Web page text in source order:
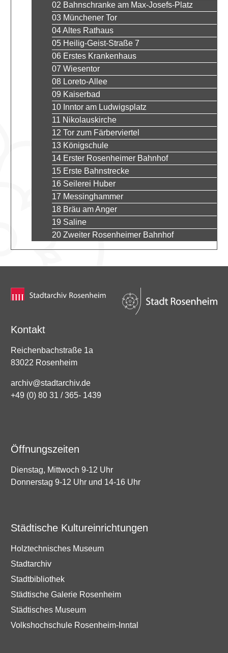
02 Bahnschranke am Max-Josefs-Platz
03 Münchener Tor
04 Altes Rathaus
05 Heilig-Geist-Straße 7
06 Erstes Krankenhaus
07 Wiesentor
08 Loreto-Allee
09 Kaiserbad
10 Inntor am Ludwigsplatz
11 Nikolauskirche
12 Tor zum Färberviertel
13 Königschule
14 Erster Rosenheimer Bahnhof
15 Erste Bahnstrecke
16 Seilerei Huber
17 Messinghammer
18 Bräu am Anger
19 Saline
20 Zweiter Rosenheimer Bahnhof
Kontakt
Reichenbachstraße 1a
83022 Rosenheim
archiv@stadtarchiv.de
+49 (0) 80 31 / 365- 1439
Öffnungszeiten
Dienstag, Mittwoch 9-12 Uhr
Donnerstag 9-12 Uhr und 14-16 Uhr
Städtische Kultureinrichtungen
Holztechnisches Museum
Stadtarchiv
Stadtbibliothek
Städtische Galerie Rosenheim
Städtisches Museum
Volkshochschule Rosenheim-Inntal